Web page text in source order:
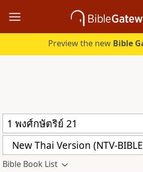
Preview the new Bible
New Thai Version (NTV-
Bible Book List